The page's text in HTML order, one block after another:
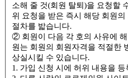
소해 줄 것(회원 탈퇴)을 요청할
위 요청을 받은 즉시 해당 회원
절차를 밟습니다.
② 회원이 다음 각 호의 사유에
원는 회원의 회원자격을 적절한
상실시킬 수 있습니다.
1. 가입 신청 시에 허위 내용을 등